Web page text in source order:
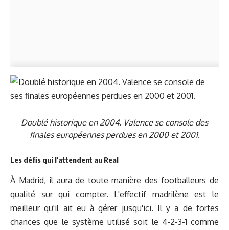
Doublé historique en 2004. Valence se console des
finales européennes perdues en 2000 et 2001.
Les défis qui l'attendent au Real
À Madrid, il aura de toute manière des footballeurs de
qualité sur qui compter. L'effectif madrilène est le
meilleur qu'il ait eu à gérer jusqu'ici. Il y a de fortes
chances que le système utilisé soit le 4-2-3-1 comme